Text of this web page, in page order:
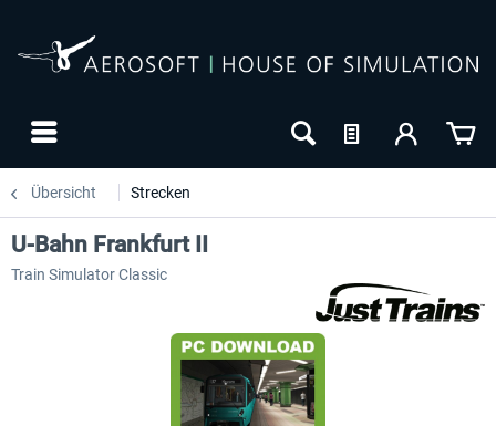
Übersicht Strecken
U-Bahn Frankfurt II
Train Simulator Classic